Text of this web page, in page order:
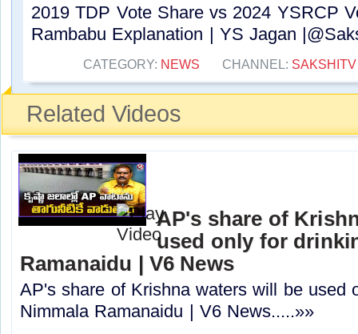
2019 TDP Vote Share vs 2024 YSRCP
Rambabu Explanation | YS Jagan
CATEGORY: NEWS CHANNEL: SAKSHITV
Related Videos
AP's share of
used only for
Ramanaidu | V6 News
AP's share of Krishna waters will be used
Nimmala Ramanaidu | V6 News.....»»